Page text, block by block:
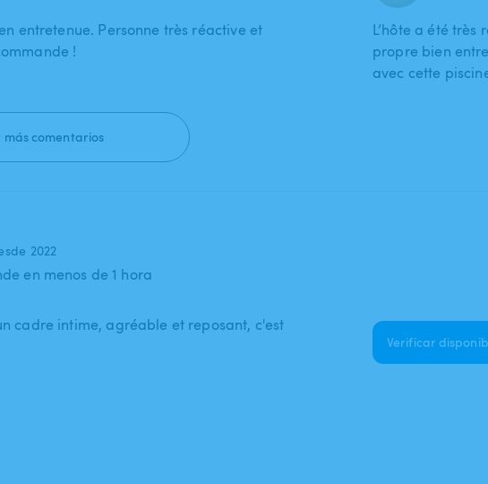
entretenue. Personne très réactive et
!
L’hôte a été
propre bien
avec cette
comentarios
2022
en menos de 1 hora
cadre intime, agréable et reposant, c'est
Verificar